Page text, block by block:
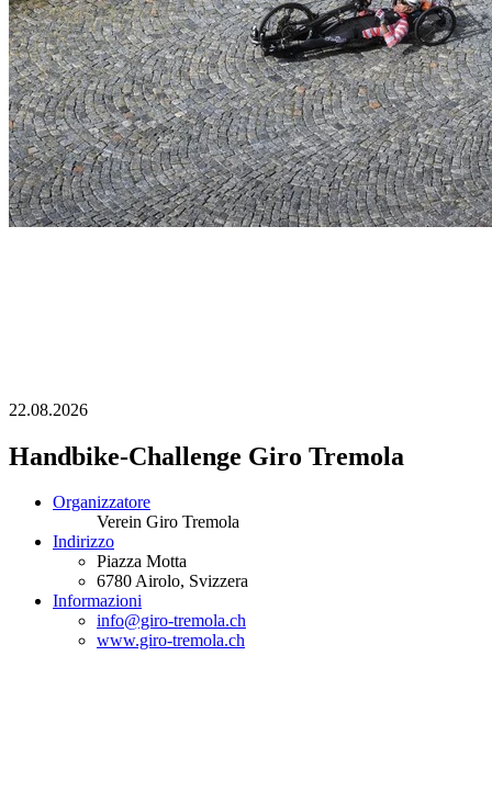
22.08.2026
Handbike-Challenge Giro Tremola
Organizzatore
Verein Giro Tremola
Indirizzo
Piazza Motta
6780Airolo, Svizzera
Informazioni
info@giro-tremola.ch
www.giro-tremola.ch